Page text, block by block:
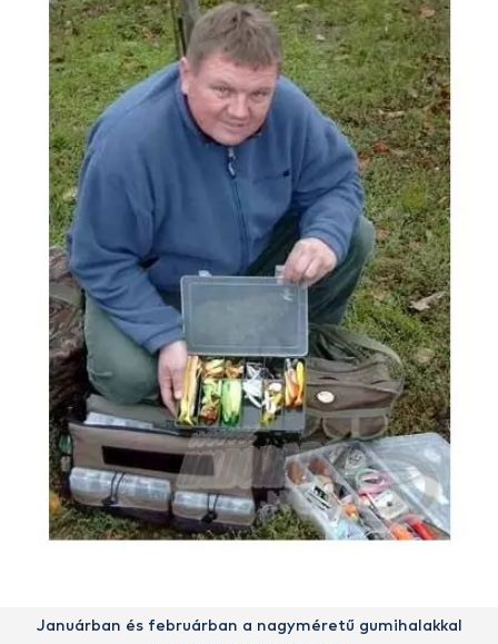
Januárban és februárban a nagyméretű gumihalakkal